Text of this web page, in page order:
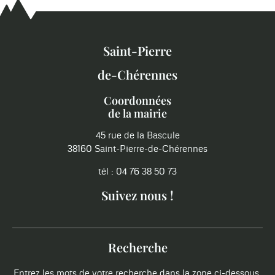
Saint-Pierre
de-Chérennes
Coordonnées
de la mairie
45 rue de la Bascule
38160 Saint-Pierre-de-Chérennes
tél : 04 76 38 50 73
Suivez nous !
Recherche